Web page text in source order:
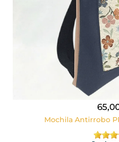
Mochila Antirrobo